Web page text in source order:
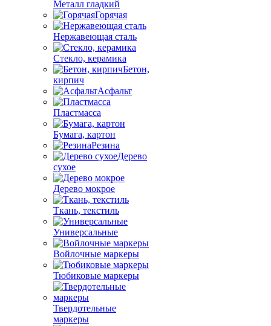
Металл гладкий
Горячая
Нержавеющая сталь
Стекло, керамика
Бетон,
кирпич
Асфальт
Пластмасса
Бумага, картон
Резина
Дерево
сухое
Дерево мокрое
Ткань, текстиль
Универсальные
Войлочные маркеры
Тюбиковые маркеры
Твердотельные
маркеры